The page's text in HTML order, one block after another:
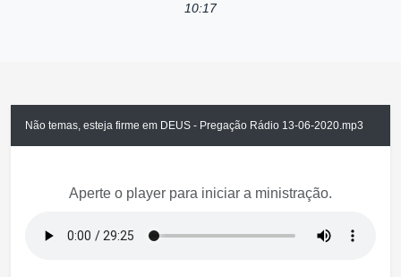
10:17
Não temas, esteja firme em DEUS - Pregação Rádio 13-06-2020.mp3
Aperte o player para iniciar a ministração.